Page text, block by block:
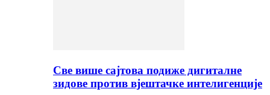
Све више сајтова подиже дигиталне
зидове против вјештачке интелигенције